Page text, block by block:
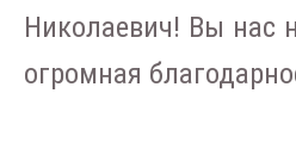
Николаевич! Вы нас
огромная